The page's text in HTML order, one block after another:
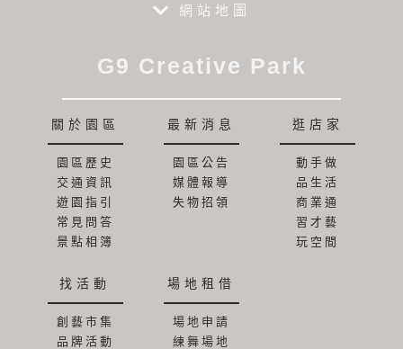
網站地圖
G9 Creative Park
關於園區
園區歷史
交通資訊
遊園指引
常見問答
景點相簿
最新消息
園區公告
媒體報導
失物招領
逛店家
動手做
品生活
商業通
習才藝
玩空間
找活動
創藝市集
品牌活動
場地租借
場地申請
練舞場地